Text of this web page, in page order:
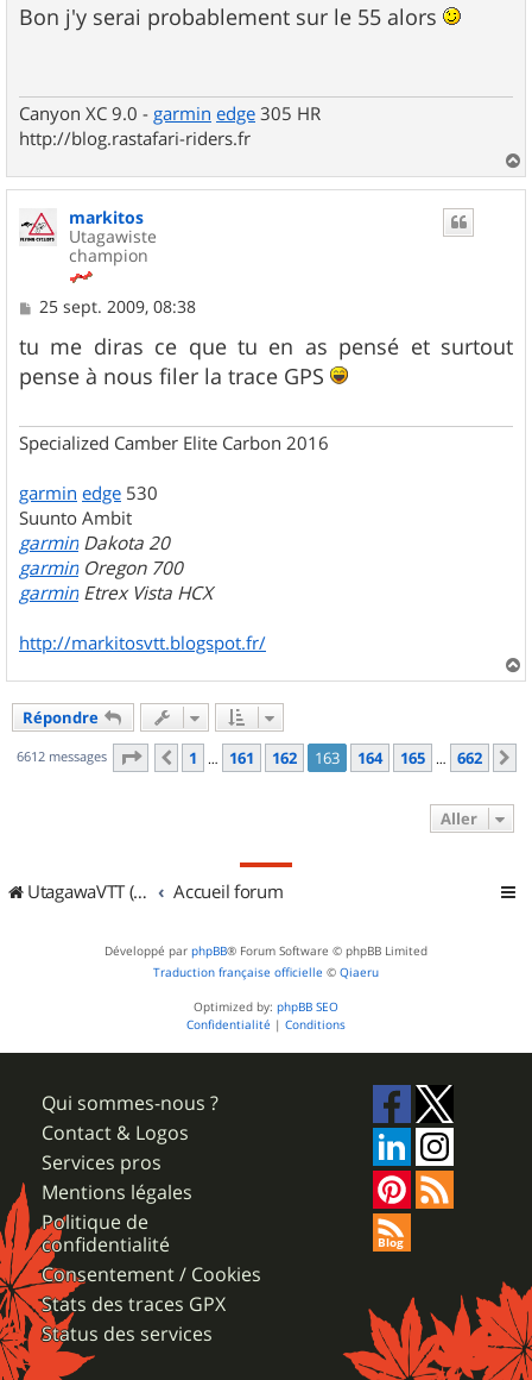
s
s
Bon j'y serai probablement sur le 55 alors
Canyon XC 9.0 - garmin edge 305 HR
http://blog.rastafari-riders.fr
a
markitos
Utagawiste
champion
M
s
s
a
25 sept. 2009, 08:38
tu me diras ce que tu en as pensé et surtout
pense à nous filer la trace GPS
Specialized Camber Elite Carbon 2016
garmin edge 530
Suunto Ambit
garmin Dakota 20
garmin Oregon 700
garmin Etrex Vista HCX
http://markitosvtt.blogspot.fr/
a
Répondre
6612 messages Page 163 sur662
Précédent
1 … 161 162 163 164 165 … 662
Aller
UtagawaVTT (Randos VTT et VTTAE avec traces GPS) Accueil forum
Développé par phpBB® Forum Software © phpBB Limited
Traduction française officielle © Qiaeru
Optimized by: phpBB SEO
Confidentialité | Conditions
Qui sommes-nous ?
Contact & Logos
Services pros
Mentions légales
Politique de
confidentialité
Consentement / Cookies
Stats des traces GPX
Status des services